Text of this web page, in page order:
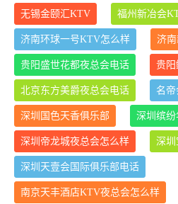
无锡金颐汇KTV 福州新冶会
济南环球一号KTV怎么样 济
贵阳盛世花都夜总会电话 贵
北京东方美爵夜总会电话 名
深圳国色天香俱乐部 深圳缤
深圳帝龙城夜总会怎么样 深圳
深圳天壹会国际俱乐部电话
南京天丰酒店KTV夜总会怎么样